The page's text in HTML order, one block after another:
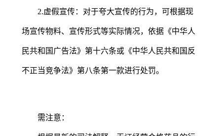
2.虚假宣传：对于夸大宣传的行为，可根据现
场宣传物料、宣传形式等实际情况，依据《中华人
民共和国广告法》第十六条或《中华人民共和国反
不正当竞争法》第八条第一款进行处罚。
需注意：